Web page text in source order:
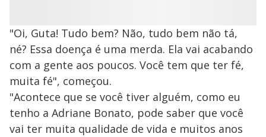
"Oi, Guta! Tudo bem? Não, tudo bem não tá,
né? Essa doença é uma merda. Ela vai acabando
com a gente aos poucos. Você tem que ter fé,
muita fé", começou.
"Acontece que se você tiver alguém, como eu
tenho a Adriane Bonato, pode saber que você
vai ter muita qualidade de vida e muitos anos